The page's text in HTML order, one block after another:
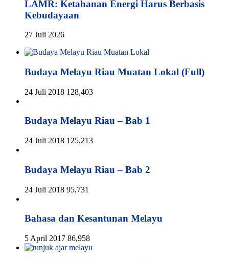
LAMR: Ketahanan Energi Harus Berbasis
Kebudayaan
27 Juli 2026
Budaya Melayu Riau Muatan Lokal (Full)
24 Juli 2018 128,403
Budaya Melayu Riau – Bab 1
24 Juli 2018 125,213
Budaya Melayu Riau – Bab 2
24 Juli 2018 95,731
Bahasa dan Kesantunan Melayu
5 April 2017 86,958